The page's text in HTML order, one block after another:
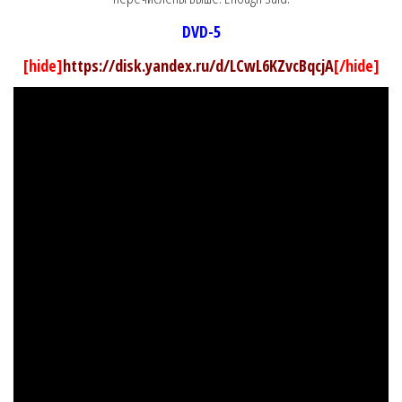
DVD-5
[hide]https://disk.yandex.ru/d/LCwL6KZvcBqcjA[/hide]